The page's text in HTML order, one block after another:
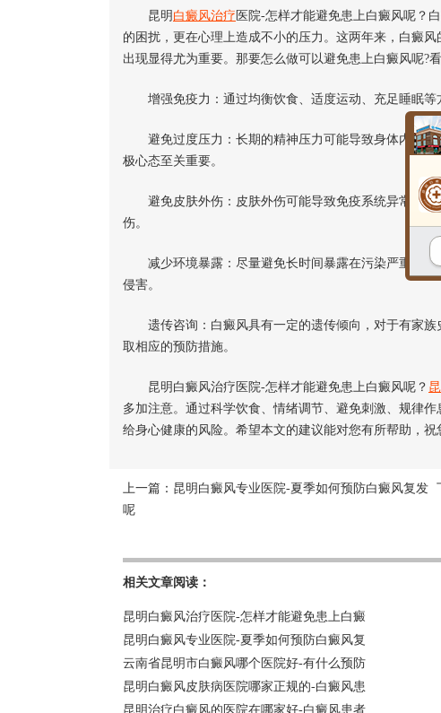
昆明 白癜风治疗 医院-怎样才能避免患上白癜风呢？
的困扰，更在心理上造成不小的压力。这两年来，白癜
出现显得尤为重要。那要怎么做可以避免患上白癜风呢?
增强免疫力：通过均衡饮食、适度运动、充足睡眠等
避免过度压力：长期的精神压力可能导致身体内分泌
极心态至关重要。
避免皮肤外伤：皮肤外伤可能导致免疫系统异常反应
伤。
减少环境暴露：尽量避免长时间暴露在污染严重的环
侵害。
遗传咨询：白癜风具有一定的遗传倾向，对于有家族
取相应的预防措施。
昆明白癜风治疗医院-怎样才能避免患上白癜风呢？
多加注意。通过科学饮食、情绪调节、避免刺激、规律
给身心健康的风险。希望本文的建议能对您有所帮助，祝
上一篇： 昆明白癜风专业医院-夏季如何预防白癜风复发
呢
相关文章阅读：
昆明白癜风治疗医院-怎样才能避免患上白癜
昆明白癜风专业医院-夏季如何预防白癜风复
云南省昆明市白癜风哪个医院好-有什么预防
昆明白癜风皮肤病医院哪家正规的-白癜风患
昆明治疗白癜风的医院在哪家好-白癜风患者